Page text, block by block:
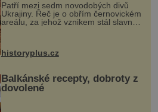
Patří mezi sedm novodobých divů
Ukrajiny. Řeč je o obřím černovickém
areálu, za jehož vznikem stál slavný
český architekt Josef Hlávka. Ten si
na něm dal mimořádně záležet. Jeho
stavební plány by při ...
historyplus.cz
Balkánské recepty, dobroty z
dovolené